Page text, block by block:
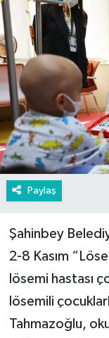
Paylaş
Şahinbey
2-8 Kasım
lösemi hastası
lösemili
Tahmazoğlu,